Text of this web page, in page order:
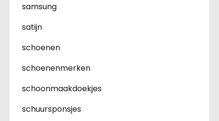
samsung
satijn
schoenen
schoenenmerken
schoonmaakdoekjes
schuursponsjes